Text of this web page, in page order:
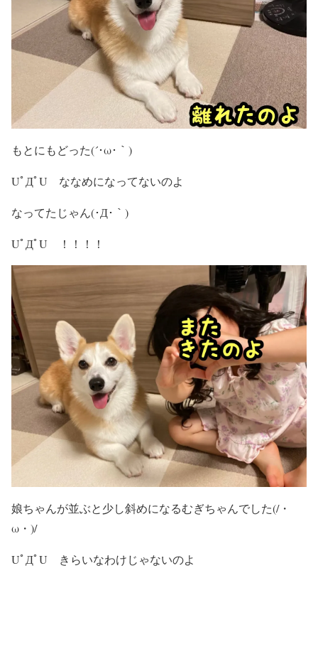
もとにもどった(´･ω･｀)
UﾟДﾟU ななめになってないのよ
なってたじゃん(･Д･｀)
UﾟДﾟU ！！！！
娘ちゃんが並ぶと少し斜めになるむぎちゃんでした(/・
ω・)/
UﾟДﾟU きらいなわけじゃないのよ